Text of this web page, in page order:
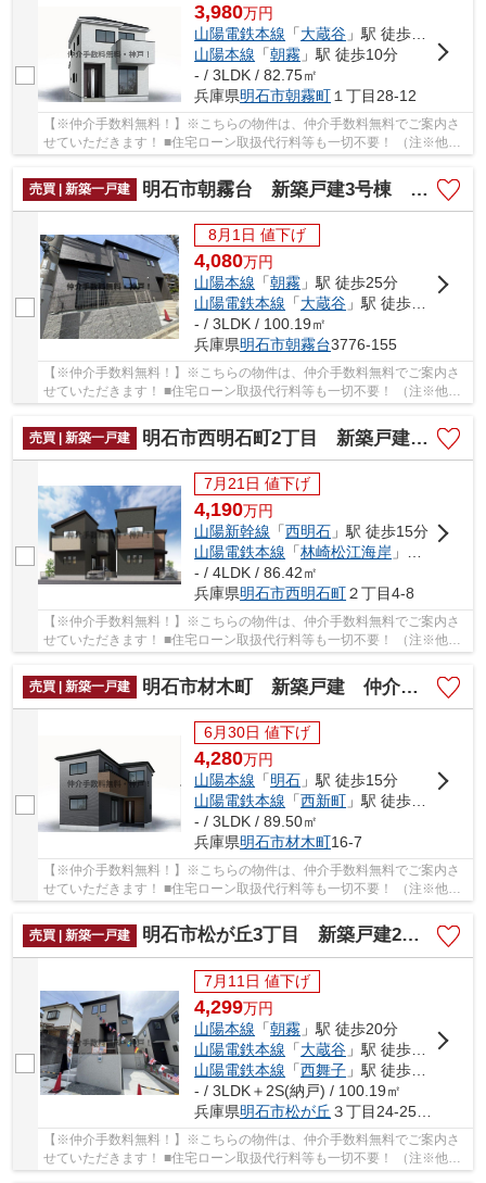
3,980万円
山陽電鉄本線 「大蔵谷 」駅 徒歩4分
山陽本線 「朝霧 」駅 徒歩10分
- / 3LDK / 82.75㎡
兵庫県明石市朝霧町１丁目28-12
【※仲介手数料無料！】※こちらの物件は、仲介手数料無料でご案内さ
せていただきます！ ■住宅ローン取扱代行料等も一切不要！ （注※他社
売買 | 新築一戸建
明石市朝霧台 新築戸建3号棟 仲介手数料無料！
8月1日 値下げ
4,080万円
山陽本線 「朝霧 」駅 徒歩25分
山陽電鉄本線 「大蔵谷 」駅 徒歩21分
- / 3LDK / 100.19㎡
兵庫県明石市朝霧台3776-155
【※仲介手数料無料！】※こちらの物件は、仲介手数料無料でご案内さ
せていただきます！ ■住宅ローン取扱代行料等も一切不要！ （注※他社
売買 | 新築一戸建
明石市西明石町2丁目 新築戸建A号棟 仲介手数料無料！
7月21日 値下げ
4,190万円
山陽新幹線 「西明石 」駅 徒歩15分
山陽電鉄本線 「林崎松江海岸 」駅 徒歩28分
- / 4LDK / 86.42㎡
兵庫県明石市西明石町２丁目4-8
【※仲介手数料無料！】※こちらの物件は、仲介手数料無料でご案内さ
せていただきます！ ■住宅ローン取扱代行料等も一切不要！ （注※他社
売買 | 新築一戸建
明石市材木町 新築戸建 仲介手数料無料！
6月30日 値下げ
4,280万円
山陽本線 「明石 」駅 徒歩15分
山陽電鉄本線 「西新町 」駅 徒歩14分
- / 3LDK / 89.50㎡
兵庫県明石市材木町16-7
【※仲介手数料無料！】※こちらの物件は、仲介手数料無料でご案内さ
せていただきます！ ■住宅ローン取扱代行料等も一切不要！ （注※他社
売買 | 新築一戸建
明石市松が丘3丁目 新築戸建2号棟 仲介手数料無料！
7月11日 値下げ
4,299万円
山陽本線 「朝霧 」駅 徒歩20分
山陽電鉄本線 「大蔵谷 」駅 徒歩25分
山陽電鉄本線 「西舞子 」駅 徒歩30分
- / 3LDK＋2S(納戸) / 100.19㎡
兵庫県明石市松が丘 ３丁目24-25付近
【※仲介手数料無料！】※こちらの物件は、仲介手数料無料でご案内さ
せていただきます！ ■住宅ローン取扱代行料等も一切不要！ （注※他社
では事務手数料として5万円～10万円必要な場合が...